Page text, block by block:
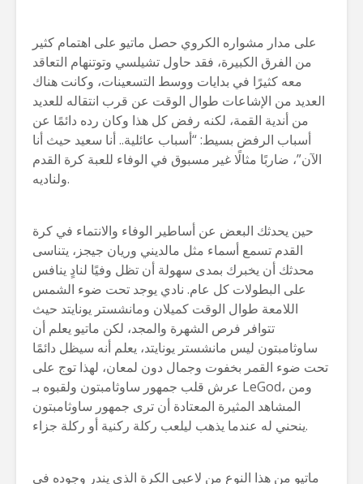
على مدار مشواره الكروي حصل ماتيو على اهتمام كثير
من الفرق الكبيرة، فقد حاول تشيلسي وتوتنهام التعاقد
معه كثيرًا في بدايات ووسط التسعينات، وكانت هناك
العديد من الإشاعات طوال الوقت عن قرب انتقاله للعديد
من أندية القمة، لكنه رفض كل هذا وكان رده دائمًا عن
أسباب الرفض بسيط: “أسباب عائلية.. أنا سعيد حيث أنا
الآن”، ضاربًا مثالًا غير مسبوق في الوفاء للعبة كرة القدم
ولناديه.
حين يحدثك البعض عن أساطير الوفاء والانتماء في كرة
القدم تسمع أسماء مثل مالديني وريان جيجز، يتناسى
محدثك أن يخبرك بمدى سهولة أن تظل وفيًا لنادٍ ينافس
على البطولات كل عام. نادي يوجد تحت ضوء الشمس
اللامعة طوال الوقت كميلان ومانشستر يونايتد حيث
تتوافر فرص الشهرة والمجد، لكن ماتيو يعلم أن
ساوثامبتون ليس مانشستر يونايتد، يعلم أنه سيظل دائمًا
تحت ضوء القمر بخفوت وجمال دون لمعان، لهذا توج على
عرش قلب جمهور ساوثامبتون ولقبوه بـ LeGod، ومن
المشاهد المثيرة المعتادة أن ترى جمهور ساوثامبتون
ينحني له عندما يذهب ليلعب ركلة ركنية أو ركلة جزاء.
ماتيو من هذا النوع من لاعبي الكرة الذي يندر وجوده في